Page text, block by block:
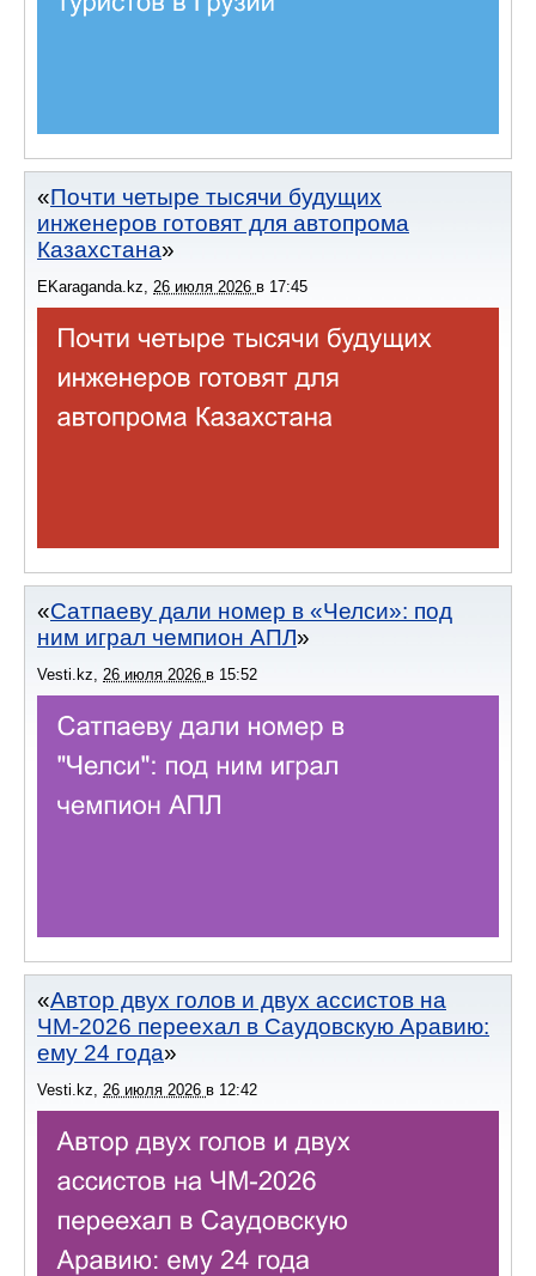
Почти четыре тысячи будущих
инженеров готовят для автопрома
Казахстана
EKaraganda.kz 26 июля 2026 в 17:45
Сатпаеву дали номер в «Челси»: под
ним играл чемпион АПЛ
Vesti.kz, 26 июля 2026 в 15:52
Автор двух голов и двух ассистов на
ЧМ-2026 переехал в Саудовскую Аравию:
ему 24 года
Vesti.kz, 26 июля 2026 в 12:42